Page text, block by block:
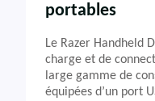
portables
Le Razer Handheld
charge et de
large gamme de
équipées d’un port